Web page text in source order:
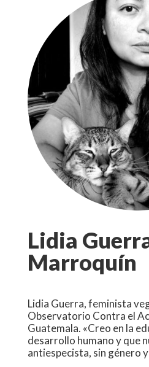
Lidia
Marroquín
Lidia Guerra, feminista
Observatorio Contra el
Guatemala. «Creo en la
desarrollo humano y que
antiespecista, sin género